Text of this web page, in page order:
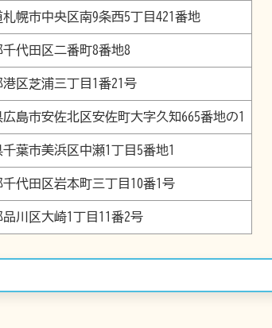
幌市中央区南9条西5丁目421番地
代田区二番町8番地8
港区芝浦三丁目1番21号
広島市安佐北区安佐町大字久知665番地の1
葉市美浜区中瀬1丁目5番地1
千代田区岩本町三丁目10番1号
川区大崎1丁目11番2号